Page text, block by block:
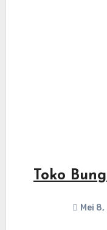
Toko
Mei